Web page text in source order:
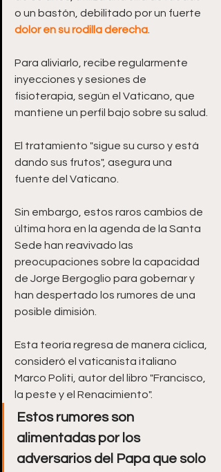
o un bastón, debilitado por un fuerte
dolor en su rodilla derecha
Para aliviarlo, recibe regularmente
inyecciones y sesiones de
fisioterapia, según el Vaticano, que
mantiene un perfil bajo sobre su salud.
El tratamiento "sigue su curso y está
dando sus frutos", asegura una
fuente del Vaticano.
Sin embargo, estos raros cambios de
última hora en la agenda de la Santa
Sede han reavivado las
preocupaciones sobre la capacidad
de Jorge Bergoglio para gobernar y
han despertado los rumores de una
posible dimisión.
Esta teoría regresa de manera cíclica,
consideró el vaticanista italiano
Marco Politi, autor del libro "Francisco,
la peste y el Renacimiento".
Estos rumores son
alimentadas por los
adversarios del Papa que solo